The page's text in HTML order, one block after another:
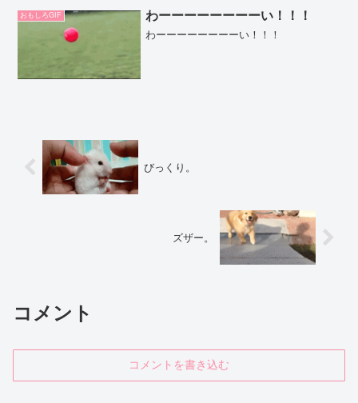
おもしろGIF わーーーーーーーーい！！！
わーーーーーーーーい！！！
びっくり。
ズザー。
コメント
コメントを書き込む